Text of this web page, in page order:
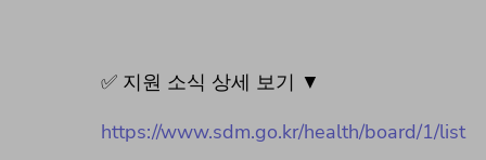
✅ 지원 소식 상세 보기 ▼
https://www.sdm.go.kr/health/board/1/list